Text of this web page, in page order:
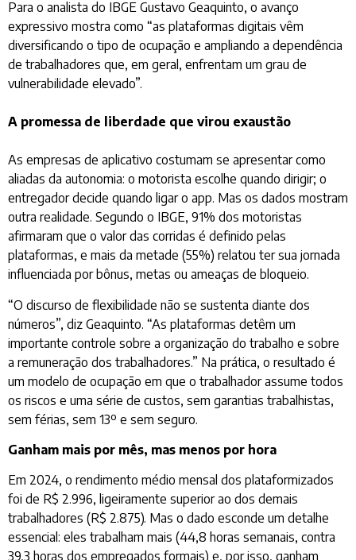
Para o analista do IBGE Gustavo Geaquinto, o avanço
expressivo mostra como “as plataformas digitais vêm
diversificando o tipo de ocupação e ampliando a dependência
de trabalhadores que, em geral, enfrentam um grau de
vulnerabilidade elevado”.
A promessa de liberdade que virou exaustão
As empresas de aplicativo costumam se apresentar como
aliadas da autonomia: o motorista escolhe quando dirigir; o
entregador decide quando ligar o app. Mas os dados mostram
outra realidade. Segundo o IBGE, 91% dos motoristas
afirmaram que o valor das corridas é definido pelas
plataformas, e mais da metade (55%) relatou ter sua jornada
influenciada por bônus, metas ou ameaças de bloqueio.
“O discurso de flexibilidade não se sustenta diante dos
números”, diz Geaquinto. “As plataformas detêm um
importante controle sobre a organização do trabalho e sobre
a remuneração dos trabalhadores.” Na prática, o resultado é
um modelo de ocupação em que o trabalhador assume todos
os riscos e uma série de custos, sem garantias trabalhistas,
sem férias, sem 13º e sem seguro.
Ganham mais por mês, mas menos por hora
Em 2024, o rendimento médio mensal dos plataformizados
foi de R$ 2.996, ligeiramente superior ao dos demais
trabalhadores (R$ 2.875). Mas o dado esconde um detalhe
essencial: eles trabalham mais (44,8 horas semanais, contra
39,3 horas dos empregados formais) e, por isso, ganham